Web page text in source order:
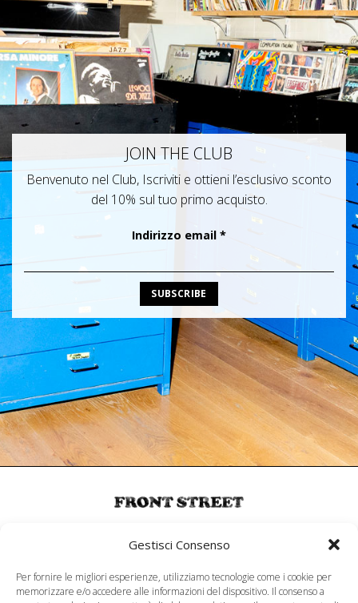
Gestisci Consenso
Per fornire le migliori esperienze, utilizziamo tecnologie come i cookie per
memorizzare e/o accedere alle informazioni del dispositivo. Il consenso a
JOIN THE CLUB
Benvenuto nel Club, Iscriviti e ottieni l’esclusivo sconto
del 10% sul tuo primo acquisto.
Indirizzo email *
MENU